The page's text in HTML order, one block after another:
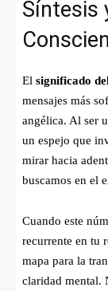
Síntesis
El significado
mensajes más
angélica. Al ser
un espejo que
mirar hacia
buscamos en el
Cuando este
recurrente en tu
mapa para la
claridad mental.